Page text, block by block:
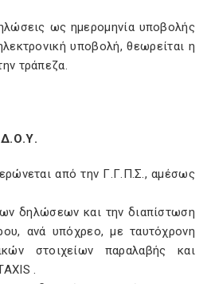
ως ημερομηνία υποβολής
υποβολή, θεωρείται η
τράπεζα.
από την Γ.Γ.Π.Σ., αμέσως
δηλώσεων και την διαπίστωση
ανά υπόχρεο, με ταυτόχρονη
στοιχείων παραλαβής και
.